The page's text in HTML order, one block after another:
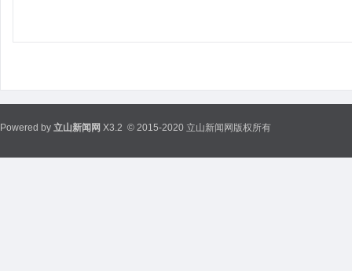
Powered by 立山新闻网 X3.2 © 2015-2020 立山新闻网版权所有